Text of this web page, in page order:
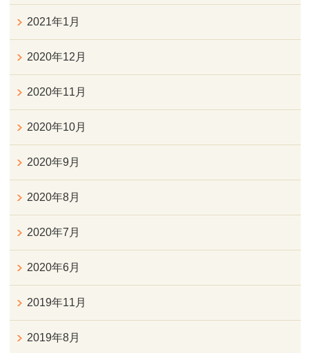
2021年1月
2020年12月
2020年11月
2020年10月
2020年9月
2020年8月
2020年7月
2020年6月
2019年11月
2019年8月